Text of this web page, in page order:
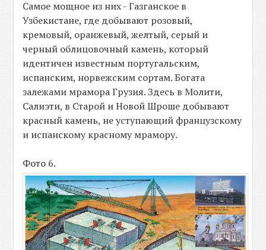
Самое мощное из них - Газганское в
Узбекистане, где добывают розовый,
кремовый, оранжевый, желтый, серый и
черный облицовочный камень, который
идентичен известным португальским,
испанским, норвежским сортам. Богата
залежами мрамора Грузия. Здесь в Молити,
Салиэти, в Старой и Новой Шроше добывают
красный камень, не уступающий французскому
и испанскому красному мрамору.
Фото 6.